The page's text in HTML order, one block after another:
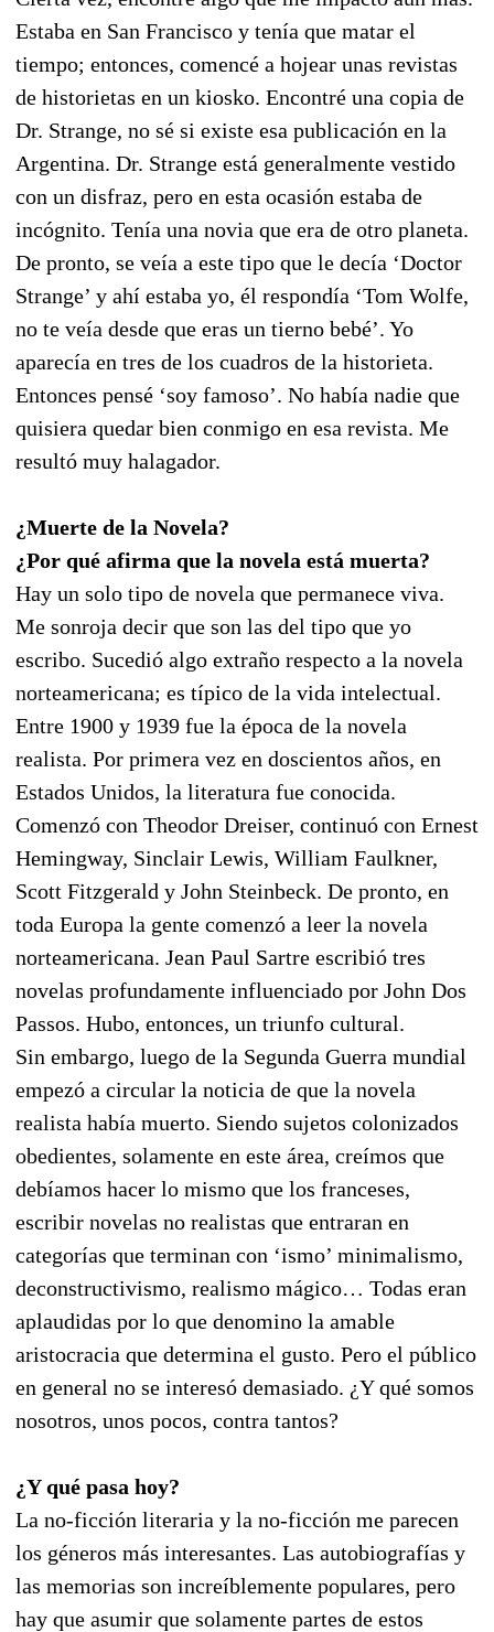
Estaba en San Francisco y tenía que matar el
tiempo; entonces, comencé a hojear unas revistas
de historietas en un kiosko. Encontré una copia de
Dr. Strange, no sé si existe esa publicación en la
Argentina. Dr. Strange está generalmente vestido
con un disfraz, pero en esta ocasión estaba de
incógnito. Tenía una novia que era de otro planeta.
De pronto, se veía a este tipo que le decía ‘Doctor
Strange’ y ahí estaba yo, él respondía ‘Tom Wolfe,
no te veía desde que eras un tierno bebé’. Yo
aparecía en tres de los cuadros de la historieta.
Entonces pensé ‘soy famoso’. No había nadie que
quisiera quedar bien conmigo en esa revista. Me
resultó muy halagador.
¿Muerte de la Novela?
¿Por qué afirma que la novela está muerta?
Hay un solo tipo de novela que permanece viva.
Me sonroja decir que son las del tipo que yo
escribo. Sucedió algo extraño respecto a la novela
norteamericana; es típico de la vida intelectual.
Entre 1900 y 1939 fue la época de la novela
realista. Por primera vez en doscientos años, en
Estados Unidos, la literatura fue conocida.
Comenzó con Theodor Dreiser, continuó con Ernest
Hemingway, Sinclair Lewis, William Faulkner,
Scott Fitzgerald y John Steinbeck. De pronto, en
toda Europa la gente comenzó a leer la novela
norteamericana. Jean Paul Sartre escribió tres
novelas profundamente influenciado por John Dos
Passos. Hubo, entonces, un triunfo cultural.
Sin embargo, luego de la Segunda Guerra mundial
empezó a circular la noticia de que la novela
realista había muerto. Siendo sujetos colonizados
obedientes, solamente en este área, creímos que
debíamos hacer lo mismo que los franceses,
escribir novelas no realistas que entraran en
categorías que terminan con ‘ismo’ minimalismo,
deconstructivismo, realismo mágico… Todas eran
aplaudidas por lo que denomino la amable
aristocracia que determina el gusto. Pero el público
en general no se interesó demasiado. ¿Y qué somos
nosotros, unos pocos, contra tantos?
¿Y qué pasa hoy?
La no-ficción literaria y la no-ficción me parecen
los géneros más interesantes. Las autobiografías y
las memorias son increíblemente populares, pero
hay que asumir que solamente partes de estos